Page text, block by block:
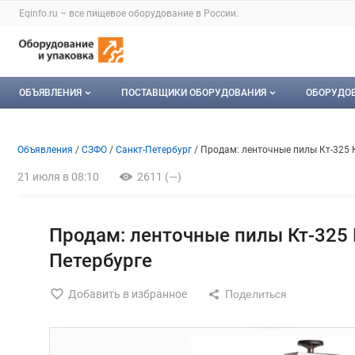
Раздел навигации по сайту eqinfo.ru
Eqinfo.ru – все пищевое оборудование в России.
Авторизация и меню пользователя
Навигация по разделам сайта eqinfo.ru
ОБЪЯВЛЕНИЯ ПОСТАВЩИКИ ОБОРУДОВАНИЯ
Объявление: Продам:
Информация о объявлении
Навигация и управление
Объявления СЗФО Санкт-Петербург Продам: ленточные пилы Кт-325
21 июля в 08:10 2611 (—)
Продам: ленточные пилы Кт-325
Петербурге
Добавить в избранное